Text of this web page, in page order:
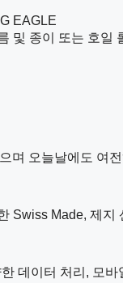
EAGLE
및 종이 또는 호일
며 오늘날에도 여
Swiss Made, 제
데이터 처리, 모